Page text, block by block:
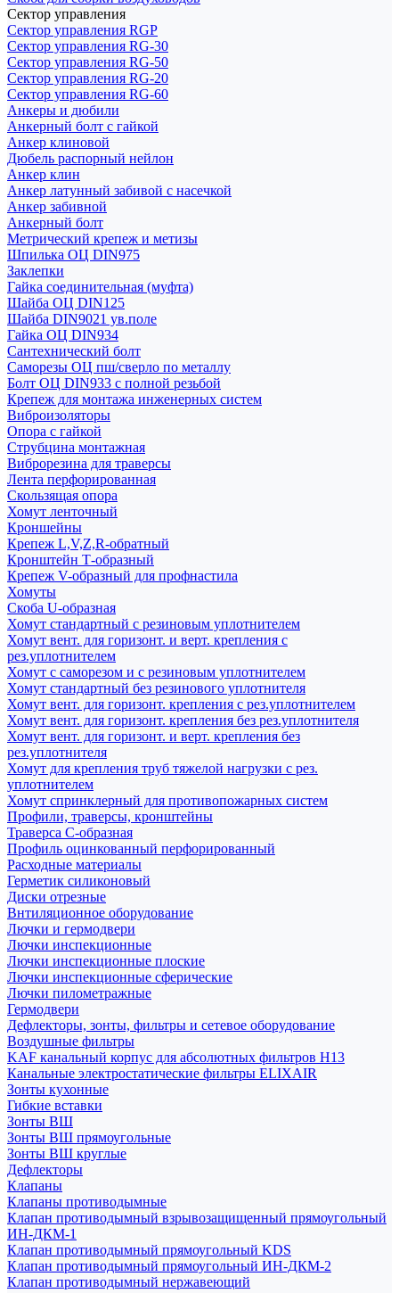
Сектор управления
Сектор управления RGP
Сектор управления RG-30
Сектор управления RG-50
Сектор управления RG-20
Сектор управления RG-60
Анкеры и дюбили
Анкерный болт с гайкой
Анкер клиновой
Дюбель распорный нейлон
Анкер клин
Анкер латунный забивой с насечкой
Анкер забивной
Анкерный болт
Метрический крепеж и метизы
Шпилька ОЦ DIN975
Заклепки
Гайка соединительная (муфта)
Шайба ОЦ DIN125
Шайба DIN9021 ув.поле
Гайка ОЦ DIN934
Сантехнический болт
Саморезы ОЦ пш/сверло по металлу
Болт ОЦ DIN933 с полной резьбой
Крепеж для монтажа инженерных систем
Виброизоляторы
Опора с гайкой
Струбцина монтажная
Виброрезина для траверсы
Лента перфорированная
Скользящая опора
Хомут ленточный
Кроншейны
Крепеж L,V,Z,R-обратный
Кронштейн Т-образный
Крепеж V-образный для профнастила
Хомуты
Скоба U-образная
Хомут стандартный с резиновым уплотнителем
Хомут вент. для горизонт. и верт. крепления с
рез.уплотнителем
Хомут с саморезом и с резиновым уплотнителем
Хомут стандартный без резинового уплотнителя
Хомут вент. для горизонт. крепления с рез.уплотнителем
Хомут вент. для горизонт. крепления без рез.уплотнителя
Хомут вент. для горизонт. и верт. крепления без
рез.уплотнителя
Хомут для крепления труб тяжелой нагрузки с рез.
уплотнителем
Хомут спринклерный для противопожарных систем
Профили, траверсы, кронштейны
Траверса С-образная
Профиль оцинкованный перфорированный
Расходные материалы
Герметик силиконовый
Диски отрезные
Внтиляционное оборудование
Лючки и гермодвери
Лючки инспекционные
Лючки инспекционные плоские
Лючки инспекционные сферические
Лючки пилометражные
Гермодвери
Дефлекторы, зонты, фильтры и сетевое оборудование
Воздушные фильтры
KAF канальный корпус для абсолютных фильтров H13
Канальные электростатические фильтры ELIXAIR
Зонты кухонные
Гибкие вставки
Зонты ВШ
Зонты ВШ прямоугольные
Зонты ВШ круглые
Дефлекторы
Клапаны
Клапаны противодымные
Клапан противодымный взрывозащищенный прямоугольный
ИН-ДКМ-1
Клапан противодымный прямоугольный KDS
Клапан противодымный прямоугольный ИН-ДКМ-2
Клапан противодымный нержавеющий